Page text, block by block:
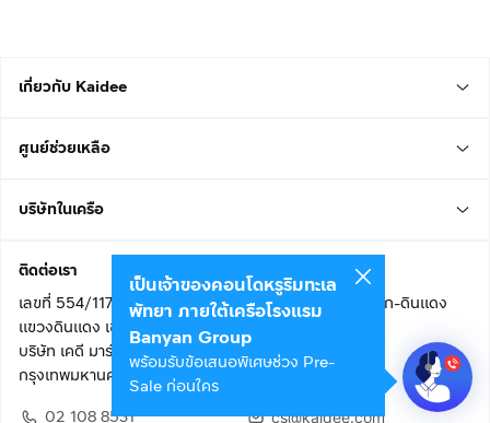
เกี่ยวกับ Kaidee
ศูนย์ช่วยเหลือ
บริษัทในเครือ
ติดต่อเรา
เลขที่ 554/117 อาคารสกายไนน์ เซ็นเตอร์ ชั้น 22 ถนนอโศก-ดินแดง
แขวงดินแดง เขตดินแดง
บริษัท เคดี มาร์เก็ตเพลส จำกัด (สำนักงานใหญ่)
กรุงเทพมหานคร 10400
02 108 8531
cs@kaidee.com
เป็นเจ้าของคอนโดหรูริมทะเล
พัทยา ภายใต้เครือโรงแรม
Banyan Group
พร้อมรับข้อเสนอพิเศษช่วง Pre-
Sale ก่อนใคร